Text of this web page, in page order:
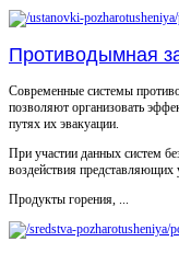
Противодымная
Современные системы
позволяют организовать
путях их эвакуации.
При участии данных систем
воздействия представляющих
Продукты горения, ...